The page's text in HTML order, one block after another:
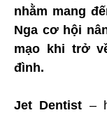
nhằm mang
Nga cơ hội
mạo khi trở
đình.
Jet Dentist –